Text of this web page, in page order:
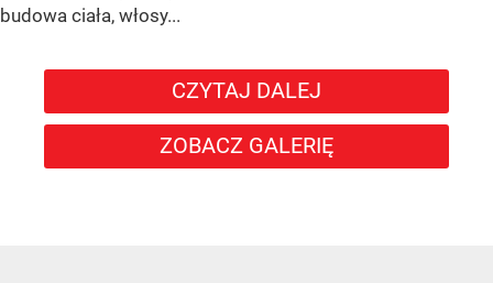
budowa ciała, włosy...
CZYTAJ DALEJ
ZOBACZ GALERIĘ